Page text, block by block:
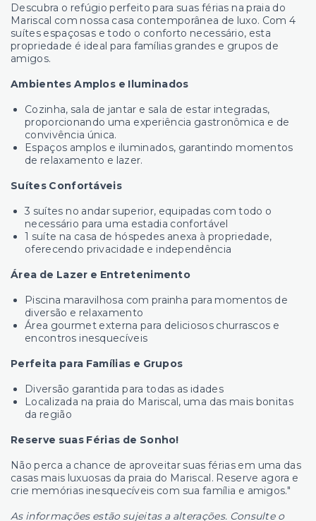
Descubra o refúgio perfeito para suas férias na praia do
Mariscal com nossa casa contemporânea de luxo. Com 4
suítes espaçosas e todo o conforto necessário, esta
propriedade é ideal para famílias grandes e grupos de
amigos.
Ambientes Amplos e Iluminados
Cozinha, sala de jantar e sala de estar integradas,
proporcionando uma experiência gastronômica e de
convivência única.
Espaços amplos e iluminados, garantindo momentos
de relaxamento e lazer.
Suítes Confortáveis
3 suítes no andar superior, equipadas com todo o
necessário para uma estadia confortável
1 suíte na casa de hóspedes anexa à propriedade,
oferecendo privacidade e independência
Área de Lazer e Entretenimento
Piscina maravilhosa com prainha para momentos de
diversão e relaxamento
Área gourmet externa para deliciosos churrascos e
encontros inesquecíveis
Perfeita para Famílias e Grupos
Diversão garantida para todas as idades
Localizada na praia do Mariscal, uma das mais bonitas
da região
Reserve suas Férias de Sonho!
Não perca a chance de aproveitar suas férias em uma das
casas mais luxuosas da praia do Mariscal. Reserve agora e
crie memórias inesquecíveis com sua família e amigos."
As informações estão sujeitas a alterações. Consulte o